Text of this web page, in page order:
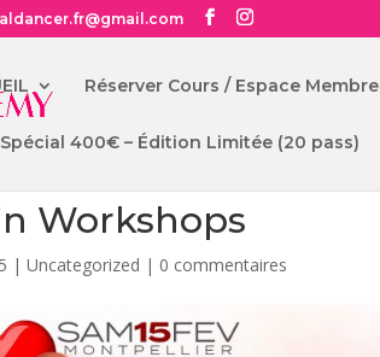
Réserver Cours / Espace Membre
400€ – Édition Limitée (20 pass)
Workshops
|Uncategorized | 0 commentaires